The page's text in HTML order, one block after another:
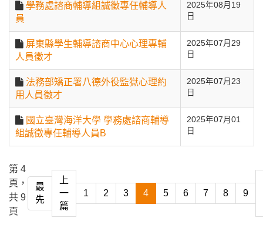
學務處諮商輔導組誠徵專任輔導人
員
2025年08月19
日
屏東縣學生輔導諮商中心心理專輔
人員徵才
2025年07月29
日
法務部矯正署八德外役監獄心理約
用人員徵才
2025年07月23
日
國立臺灣海洋大學 學務處諮商輔導
組誠徵專任輔導人員B
2025年07月01
日
第 4
頁，
共 9
頁
最
先
上
一
篇
1 2 3 4 5 6 7 8 9